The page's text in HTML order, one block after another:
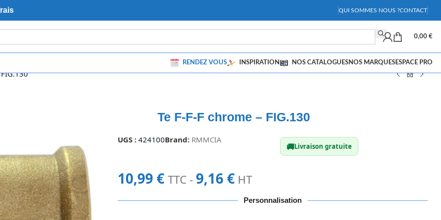
QUI SOMMES NOUS ?CONTACT
0,00 €
RENDEZ VOUS INSPIRATION NOS CATALOGUESNOS MARQUESESPACE PRO
Te F-F-F chrome – FIG.130
UGS : 424100Brand: RMMCIA
🚚Livraison gratuite
10,99 € TTC - 9,16 € HT
Personnalisation